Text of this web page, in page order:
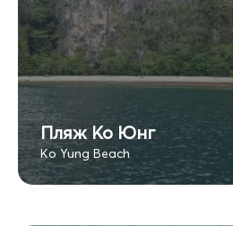
Пляж Ко Юнг
Ko Yung Beach